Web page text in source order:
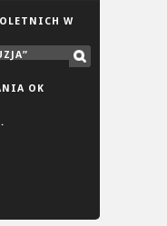
W
OK